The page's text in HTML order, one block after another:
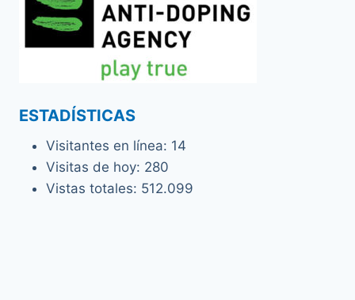
ESTADÍSTICAS
Visitantes en línea: 14
Visitas de hoy: 280
Vistas totales: 512.099